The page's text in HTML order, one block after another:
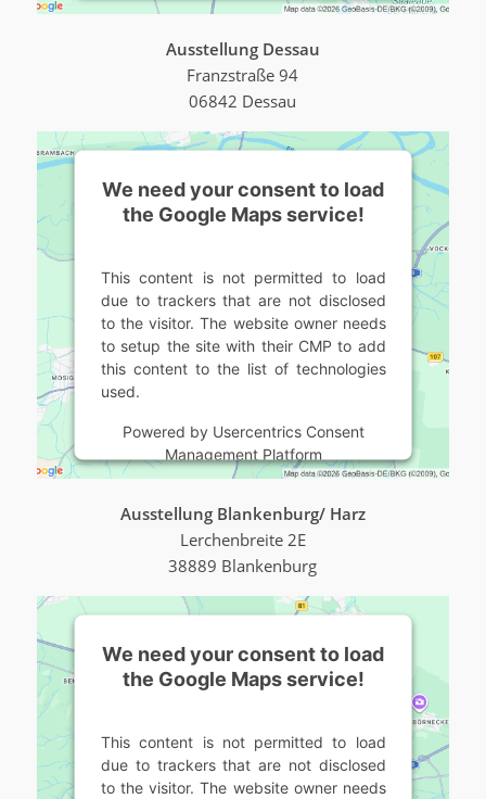
Ausstellung Dessau
Franzstraße 94
06842 Dessau
We need your consent to load
the Google Maps service!
This content is not permitted to load
due to trackers that are not disclosed
to the visitor. The website owner needs
to setup the site with their CMP to add
this content to the list of technologies
used.
Powered by Usercentrics Consent
Management Platform
Ausstellung Blankenburg/ Harz
Lerchenbreite 2E
38889 Blankenburg
We need your consent to load
the Google Maps service!
This content is not permitted to load
due to trackers that are not disclosed
to the visitor. The website owner needs